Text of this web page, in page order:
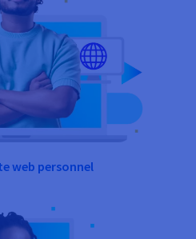
web personnel